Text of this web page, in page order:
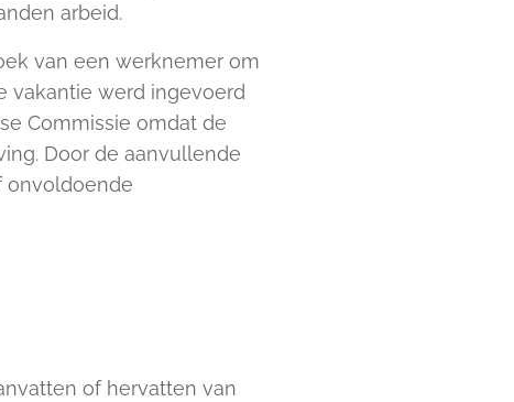
arbeid.
van een werknemer om
vakantie werd ingevoerd
Commissie omdat de
Door de aanvullende
onvoldoende
of hervatten van